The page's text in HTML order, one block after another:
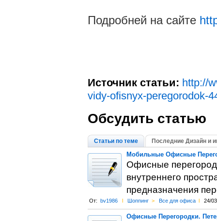
Подробней на сайте
Источник статьи: http://
vidy-ofisnyx-peregorodok-
Обсудить статью
Статьи по теме Последние Дизайн и
Мобильные Офисные
Офисные
внутреннего
преднaзнaчения
От: bv1986 l Шоппинг > Все для офиса l 24/
Офисные Перегородки.